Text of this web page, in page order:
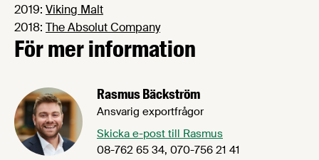
2019: Viking Malt
2018: The Absolut Company
För mer information
Rasmus Bäckström
Ansvarig exportfrågor
Skicka e-post till Rasmus
08-762 65 34, 070-756 21 41